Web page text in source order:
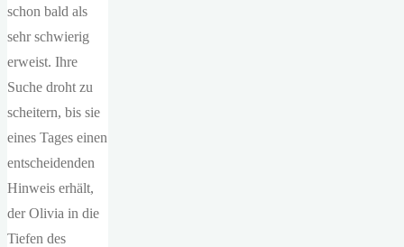
schon bald als
sehr schwierig
erweist. Ihre
Suche droht zu
scheitern, bis sie
eines Tages einen
entscheidenden
Hinweis erhält,
der Olivia in die
Tiefen des